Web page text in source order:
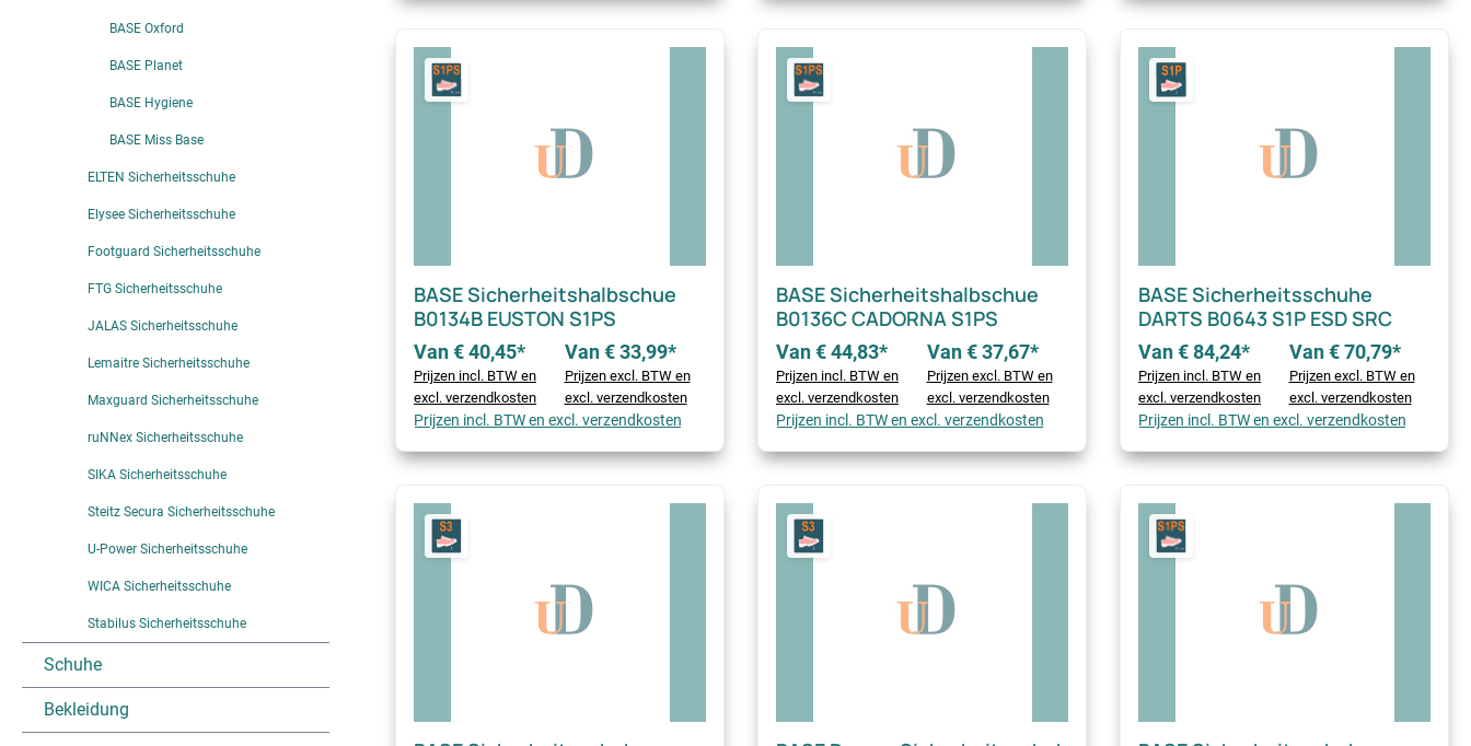
BASE Oxford
BASE Planet
BASE Hygiene
BASE Miss Base
ELTEN Sicherheitsschuhe
Elysee Sicherheitsschuhe
Footguard Sicherheitsschuhe
FTG Sicherheitsschuhe
JALAS Sicherheitsschuhe
Lemaitre Sicherheitsschuhe
Maxguard Sicherheitsschuhe
ruNNex Sicherheitsschuhe
SIKA Sicherheitsschuhe
Steitz Secura Sicherheitsschuhe
U-Power Sicherheitsschuhe
WICA Sicherheitsschuhe
Stabilus Sicherheitsschuhe
Schuhe
Bekleidung
BASE Sicherheitshalbschue
B0134B EUSTON S1PS
Van € 40,45*
Prijzen incl. BTW en
excl. verzendkosten
Van € 33,99*
Prijzen excl. BTW en
excl. verzendkosten
Prijzen incl. BTW en excl. verzendkosten
BASE Sicherheitshalbschue
B0136C CADORNA S1PS
Van € 44,83*
Prijzen incl. BTW en
excl. verzendkosten
Van € 37,67*
Prijzen excl. BTW en
excl. verzendkosten
Prijzen incl. BTW en excl. verzendkosten
BASE Sicherheitsschuhe
DARTS B0643 S1P ESD SRC
Van € 84,24*
Prijzen incl. BTW en
excl. verzendkosten
Van € 70,79*
Prijzen excl. BTW en
excl. verzendkosten
Prijzen incl. BTW en excl. verzendkosten